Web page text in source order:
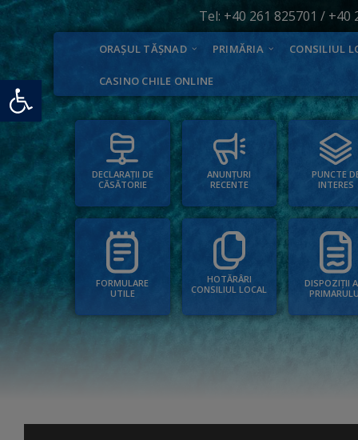
Deschide bara de unelte
Tel: +40 261 825701 / +40
ORAȘUL TĂȘNAD PRIMĂRIA CONSILIUL
CASINO CHILE ONLINE
DECLARAȚII DE
CĂSĂTORIE
ANUNȚURI
RECENTE
PUNCTE
INTERES
FORMULARE
UTILE
HOTĂRÂRI
CONSILIUL LOCAL
DISPOZIȚII